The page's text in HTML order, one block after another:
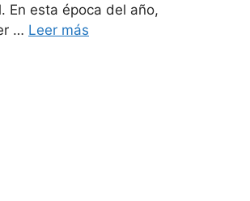
En esta época del año,
… Leer más